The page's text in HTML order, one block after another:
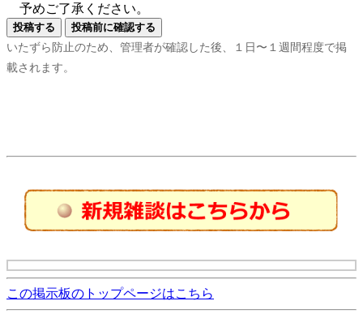
予めご了承ください。
いたずら防止のため、管理者が確認した後、１日〜１週間程度で掲
載されます。
この掲示板のトップページはこちら